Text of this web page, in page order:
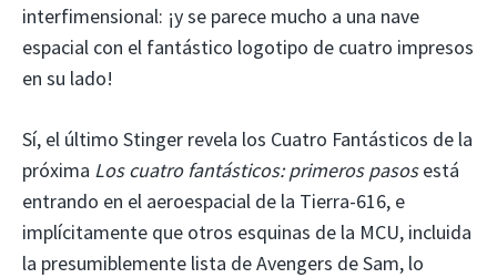
interfimensional: ¡y se parece mucho a una nave
espacial con el fantástico logotipo de cuatro impresos
en su lado!
Sí, el último Stinger revela los Cuatro Fantásticos de la
próxima Los cuatro fantásticos: primeros pasosestá
entrando en el aeroespacial de la Tierra-616, e
implícitamente que otros esquinas de la MCU, incluida
la presumiblemente lista de Avengers de Sam, lo